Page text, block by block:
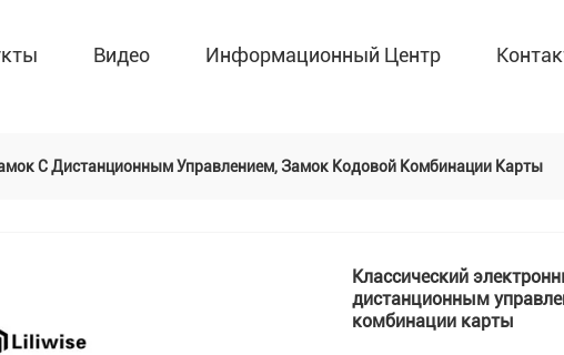
Видео Информационный Центр
С Дистанционным Управлением, Замок Кодовой Комбинации Карты
Классический
дистанционным
комбинации карты